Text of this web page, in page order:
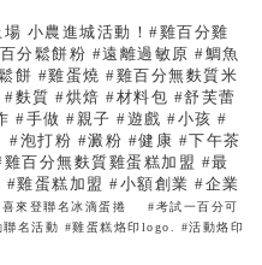
小農進城活動！#雞百分雞
分鬆餅粉 #遠離過敏原 #鯛魚
餅 #雞蛋燒 #雞百分無麩質米
麩質 #烘焙 #材料包 #舒芙蕾
#手做 #親子 #遊戲 #小孩 #
泡打粉 #澱粉 #健康 #下午茶
百分無麩質雞蛋糕加盟 #最
雞蛋糕加盟 #小額創業 #企業
喜來登聯名冰滴蛋捲 #考試一百分可
聯名活動 #雞蛋糕烙印logo. #活動烙印